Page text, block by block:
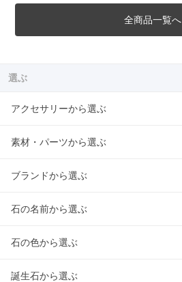
全商品一覧へ
選ぶ
アクセサリーから選ぶ
素材・パーツから選ぶ
ブランドから選ぶ
石の名前から選ぶ
石の色から選ぶ
誕生石から選ぶ